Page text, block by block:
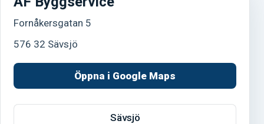
Fornåkersgatan 5
576 32 Sävsjö
Öppna i Google Maps
Sävsjö